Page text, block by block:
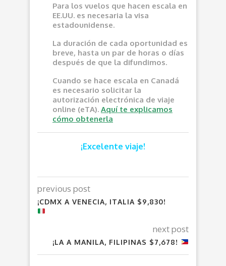
Para los vuelos que hacen escala en
EE.UU. es necesaria la visa
estadounidense.
La duración de cada oportunidad es
breve, hasta un par de horas o días
después de que la difundimos.
Cuando se hace escala en Canadá
es necesario solicitar la
autorización electrónica de viaje
online (eTA). Aquí te explicamos
cómo obtenerla
¡Excelente viaje!
previous post
¡CDMX A VENECIA, ITALIA $9,830!
next post
¡LA A MANILA, FILIPINAS $7,678!